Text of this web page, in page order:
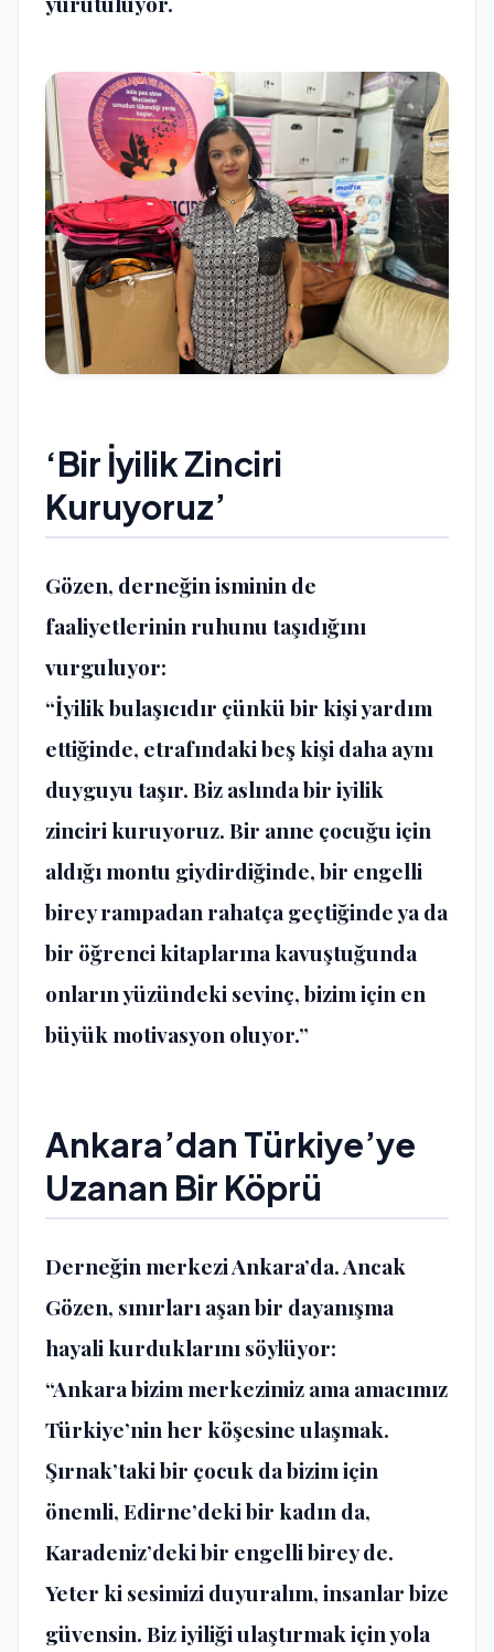
‘Bir İyilik Zinciri
Kuruyoruz’
Gözen, derneğin isminin de
faaliyetlerinin ruhunu taşıdığını
vurguluyor:
“İyilik bulaşıcıdır çünkü bir kişi yardım
ettiğinde, etrafındaki beş kişi daha aynı
duyguyu taşır. Biz aslında bir iyilik
zinciri kuruyoruz. Bir anne çocuğu için
aldığı montu giydirdiğinde, bir engelli
birey rampadan rahatça geçtiğinde ya da
bir öğrenci kitaplarına kavuştuğunda
onların yüzündeki sevinç, bizim için en
büyük motivasyon oluyor.”
Ankara’dan Türkiye’ye
Uzanan Bir Köprü
Derneğin merkezi Ankara’da. Ancak
Gözen, sınırları aşan bir dayanışma
hayali kurduklarını söylüyor:
“Ankara bizim merkezimiz ama amacımız
Türkiye’nin her köşesine ulaşmak.
Şırnak’taki bir çocuk da bizim için
önemli, Edirne’deki bir kadın da,
Karadeniz’deki bir engelli birey de.
Yeter ki sesimizi duyuralım, insanlar bize
güvensin. Biz iyiliği ulaştırmak için yola